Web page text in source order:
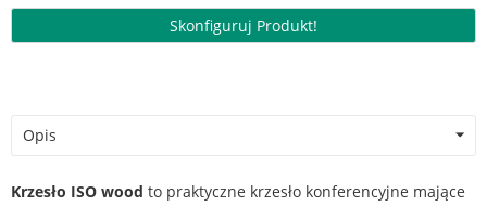
Skonfiguruj Produkt!
Opis
Krzesło ISO wood to praktyczne krzesło konferencyjne mające